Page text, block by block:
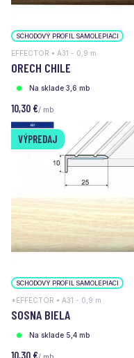
SCHODOVÝ PROFIL SAMOLEPIACI
EFFECTOR • A31 - 0,9 m
ORECH CHILE
Na sklade 3,6 mb
10,30 €/ mb
VÝPREDAJ
SCHODOVÝ PROFIL SAMOLEPIACI
*EFFECTOR • A31 - 0,9 m
SOSNA BIELA
Na sklade 5,4 mb
10,30 €